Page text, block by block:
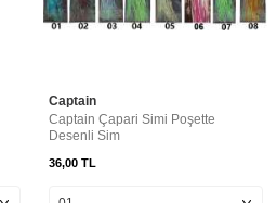
Captain
Captain Çapari Simi Poşette
Desenli Sim
36,00 TL